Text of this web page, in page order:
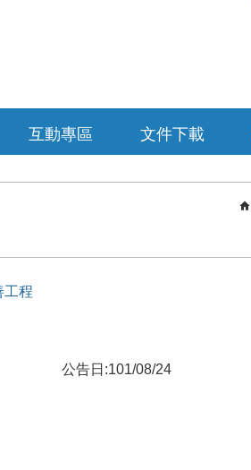
互動專區 文件下載
工程
公告日:101/08/24